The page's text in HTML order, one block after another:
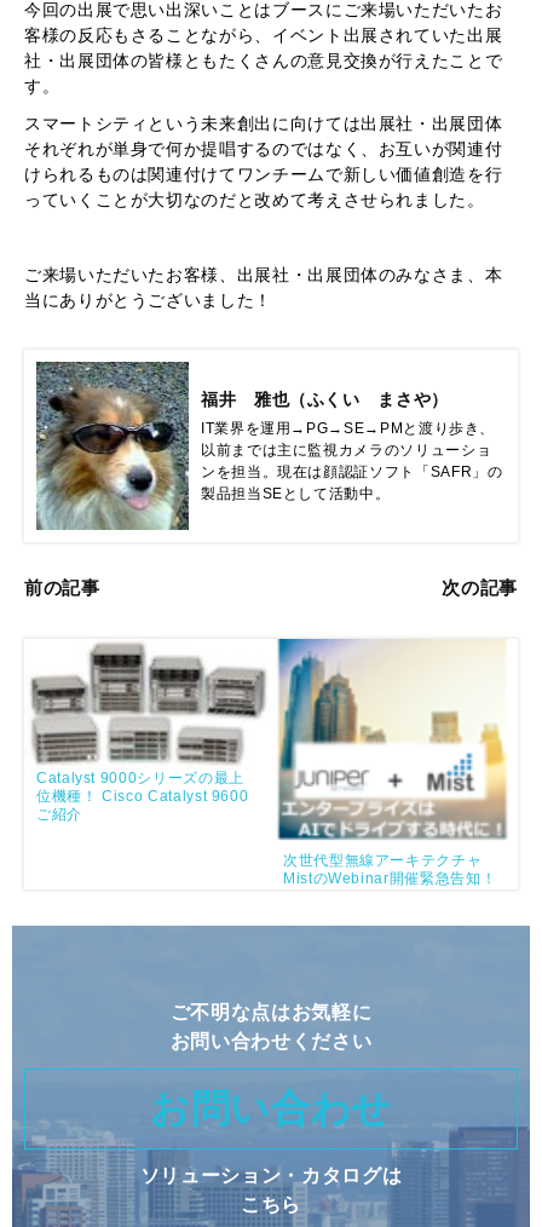
今回の出展で思い出深いことはブースにご来場いただいたお
客様の反応もさることながら、イベント出展されていた出展
社・出展団体の皆様ともたくさんの意見交換が行えたことで
す。
スマートシティという未来創出に向けては出展社・出展団体
それぞれが単身で何か提唱するのではなく、お互いが関連付
けられるものは関連付けてワンチームで新しい価値創造を行
っていくことが大切なのだと改めて考えさせられました。
ご来場いただいたお客様、出展社・出展団体のみなさま、本
当にありがとうございました！
福井 雅也（ふくい まさや）
IT業界を運用→PG→SE→PMと渡り歩き、
以前までは主に監視カメラのソリューショ
ンを担当。現在は顔認証ソフト「SAFR」の
製品担当SEとして活動中。
前の記事
Catalyst 9000シリーズの最上
位機種！ Cisco Catalyst 9600
ご紹介
次の記事
次世代型無線アーキテクチャ
MistのWebinar開催緊急告知！
ご不明な点はお気軽に
お問い合わせください
お問い合わせ
ソリューション・カタログは
こちら